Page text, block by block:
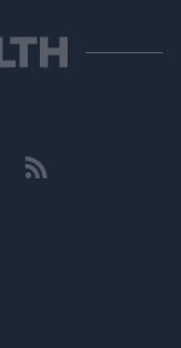
μας